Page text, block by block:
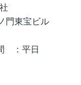
門東宝ビル
：平日